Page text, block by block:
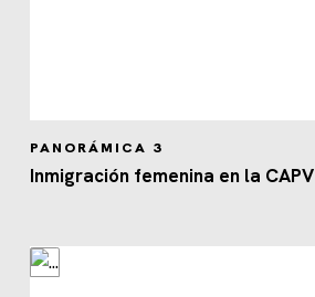
PANORÁMICA 3
Inmigración femenina en la CAPV